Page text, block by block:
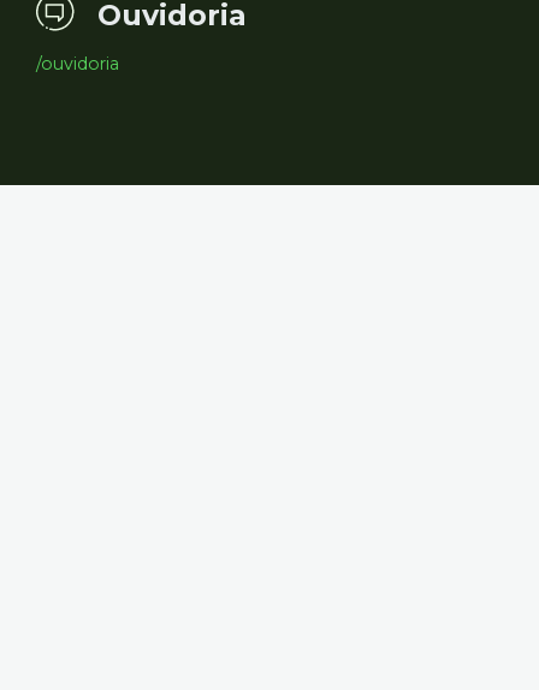
Ouvidoria
/ouvidoria